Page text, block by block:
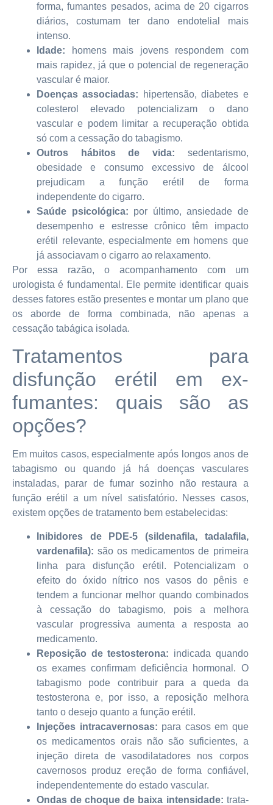
forma, fumantes pesados, acima de 20 cigarros
diários, costumam ter dano endotelial mais
intenso.
Idade: homens mais jovens respondem com
mais rapidez, já que o potencial de regeneração
vascular é maior.
Doenças associadas: hipertensão, diabetes e
colesterol elevado potencializam o dano
vascular e podem limitar a recuperação obtida
só com a cessação do tabagismo.
Outros hábitos de vida: sedentarismo,
obesidade e consumo excessivo de álcool
prejudicam a função erétil de forma
independente do cigarro.
Saúde psicológica: por último, ansiedade de
desempenho e estresse crônico têm impacto
erétil relevante, especialmente em homens que
já associavam o cigarro ao relaxamento.
Por essa razão, o acompanhamento com um
urologista é fundamental. Ele permite identificar quais
desses fatores estão presentes e montar um plano que
os aborde de forma combinada, não apenas a
cessação tabágica isolada.
Tratamentos para
disfunção erétil em ex-
fumantes: quais são as
opções?
Em muitos casos, especialmente após longos anos de
tabagismo ou quando já há doenças vasculares
instaladas, parar de fumar sozinho não restaura a
função erétil a um nível satisfatório. Nesses casos,
existem opções de tratamento bem estabelecidas:
Inibidores de PDE-5 (sildenafila, tadalafila,
vardenafila): são os medicamentos de primeira
linha para disfunção erétil. Potencializam o
efeito do óxido nítrico nos vasos do pênis e
tendem a funcionar melhor quando combinados
à cessação do tabagismo, pois a melhora
vascular progressiva aumenta a resposta ao
medicamento.
Reposição de testosterona: indicada quando
os exames confirmam deficiência hormonal. O
tabagismo pode contribuir para a queda da
testosterona e, por isso, a reposição melhora
tanto o desejo quanto a função erétil.
Injeções intracavernosas: para casos em que
os medicamentos orais não são suficientes, a
injeção direta de vasodilatadores nos corpos
cavernosos produz ereção de forma confiável,
independentemente do estado vascular.
Ondas de choque de baixa intensidade: trata-